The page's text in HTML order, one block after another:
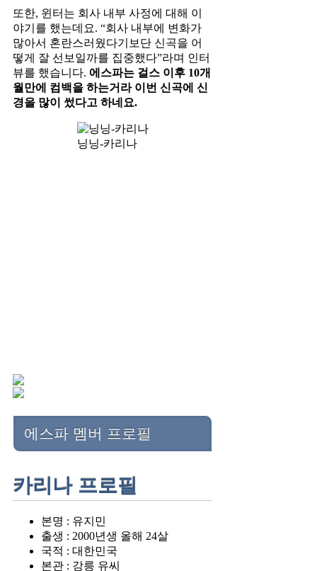
또한, 윈터는 회사 내부 사정에 대해 이
야기를 했는데요. “회사 내부에 변화가
많아서 혼란스러웠다기보단 신곡을 어
떻게 잘 선보일까를 집중했다”라며 인터
뷰를 했습니다. 에스파는 걸스 이후 10개
월만에 컴백을 하는거라 이번 신곡에 신
경을 많이 썼다고 하네요.
닝닝-카리나
에스파 멤버 프로필
카리나 프로필
본명 : 유지민
출생 : 2000년생 올해 24살
국적 : 대한민국
본관 : 강릉 유씨